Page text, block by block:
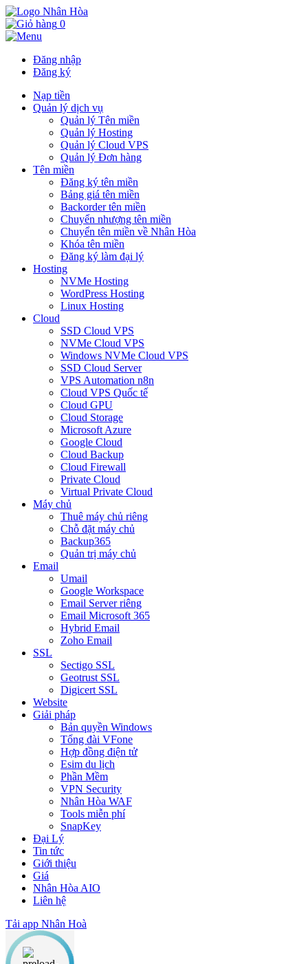
0
Đăng nhập
Đăng ký
Nạp tiền
Quản lý dịch vụ
Quản lý Tên miền
Quản lý Hosting
Quản lý Cloud VPS
Quản lý Đơn hàng
Tên miền
Đăng ký tên miền
Bảng giá tên miền
Backorder tên miền
Chuyển nhượng tên miền
Chuyển tên miền về Nhân Hòa
Khóa tên miền
Đăng ký làm đại lý
Hosting
NVMe Hosting
WordPress Hosting
Linux Hosting
Cloud
SSD Cloud VPS
NVMe Cloud VPS
Windows NVMe Cloud VPS
SSD Cloud Server
VPS Automation n8n
Cloud VPS Quốc tế
Cloud GPU
Cloud Storage
Microsoft Azure
Google Cloud
Cloud Backup
Cloud Firewall
Private Cloud
Virtual Private Cloud
Máy chủ
Thuê máy chủ riêng
Chỗ đặt máy chủ
Backup365
Quản trị máy chủ
Email
Umail
Google Workspace
Email Server riêng
Email Microsoft 365
Hybrid Email
Zoho Email
SSL
Sectigo SSL
Geotrust SSL
Digicert SSL
Website
Giải pháp
Bản quyền Windows
Tổng đài VFone
Hợp đồng điện tử
Esim du lịch
Phần Mềm
VPN Security
Nhân Hòa WAF
Tools miễn phí
SnapKey
Đại Lý
Tin tức
Giới thiệu
Giá
Nhân Hòa AIO
Liên hệ
Tải app Nhân Hoà
Nội dung chính